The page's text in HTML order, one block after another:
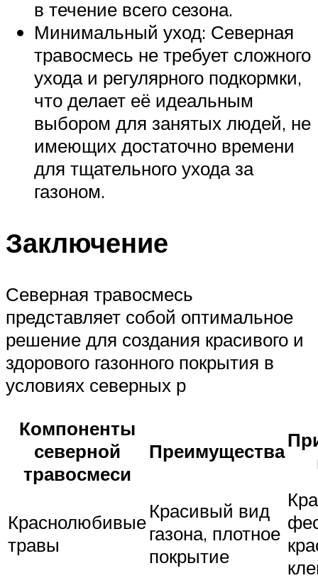
в течение всего сезона.
Минимальный уход: Северная
травосмесь не требует сложного
ухода и регулярного подкормки,
что делает её идеальным
выбором для занятых людей, не
имеющих достаточно времени
для тщательного ухода за
газоном.
Заключение
Северная травосмесь
представляет собой оптимальное
решение для создания красивого и
здорового газонного покрытия в
условиях северных р
Компоненты
северной
травосмеси
Преимущества
Краснолюбивые
травы
Красивый вид
газона, плотное
покрытие